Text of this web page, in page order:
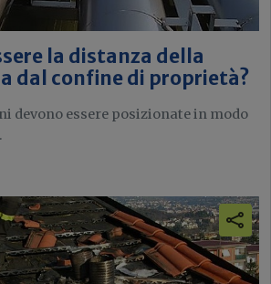
la distanza della
dal confine di proprietà?
devono essere posizionate in modo